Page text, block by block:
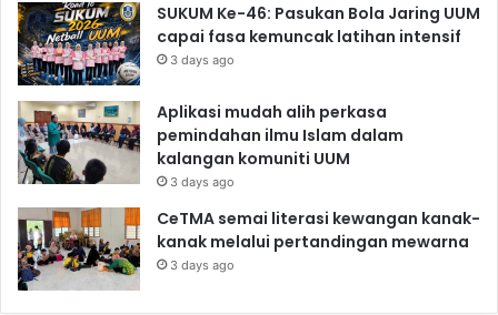
SUKUM Ke-46: Pasukan Bola Jaring UUM
capai fasa kemuncak latihan intensif
3 days ago
Aplikasi mudah alih perkasa
pemindahan ilmu Islam dalam
kalangan komuniti UUM
3 days ago
CeTMA semai literasi kewangan kanak-
kanak melalui pertandingan mewarna
3 days ago